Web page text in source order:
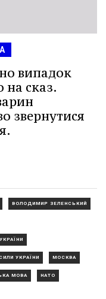
випадок
на сказ.
звернутися
ВОЛОДИМИР ЗЕЛЕНСЬКИЙ
УКРАЇНИ МОСКВА
МОВА НАТО